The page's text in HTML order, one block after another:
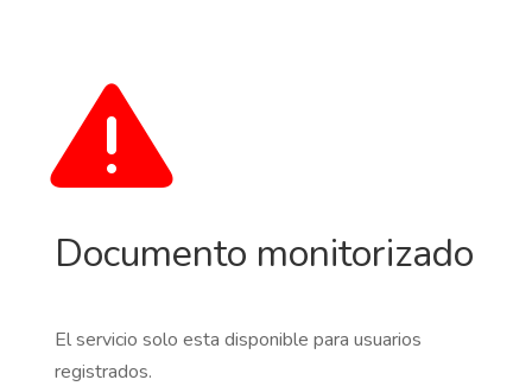
Documento monitorizado
El servicio solo esta disponible para usuarios
registrados.